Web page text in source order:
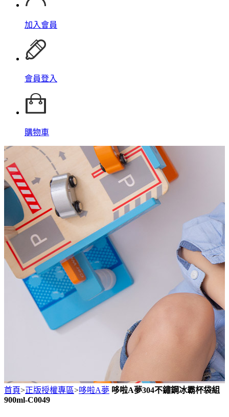
加入會員
會員登入
購物車
首頁>正版授權專區>哆啦A夢 哆啦A夢304不鏽鋼冰霸杯袋組
900ml-C0049